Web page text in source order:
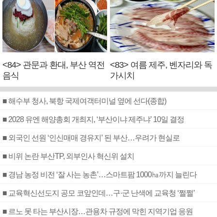
<84> 관문과 환대, 부산 역전
음식
<83> 여름 제주, 벤자리와 독
가시치
■ 해수부 청사, 북항 국제여객터미널 옆에 선다(종합)
■ 2028 유엔 해양총회 개최지, ‘부산이냐 제주냐’ 10일 결정
■ 외국인 선원 ‘인신매매 경유지’ 된 부산…우려가 현실로
■ 비위 논란 부산TP, 외부인사 혁신위 설치
■ 경남 농정 비전 ‘잘 사는 농촌’…스마트팜 1000㏊까지 늘린다
■ 교육혁신선도지 공모 코앞인데…구·군 난색에 교육청 ‘쩔쩔’
■ 르노 못 타는 부산시장…관용차 규정에 막힌 지역기업 응원